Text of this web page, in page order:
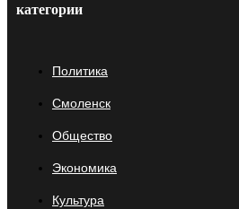
категории
Политика
Смоленск
Общество
Экономика
Культура